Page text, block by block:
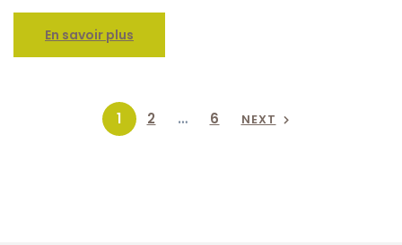
En savoir plus
1 2 … 6 NEXT